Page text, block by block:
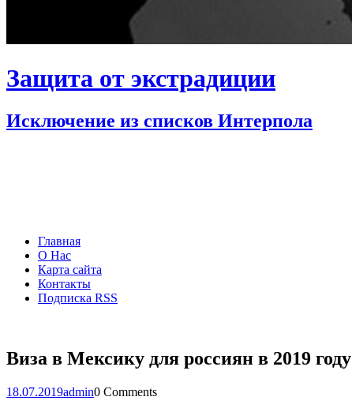
Защита от экстрадиции
Исключение из списков Интерпола
Главная
О Нас
Карта сайта
Контакты
Подписка RSS
Виза в Мексику для россиян в 2019 году
18.07.2019admin0 Comments